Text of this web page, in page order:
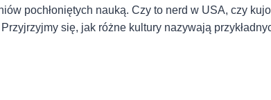
pochłoniętych nauką. Czy to nerd w USA, czy
się, jak różne kultury nazywają